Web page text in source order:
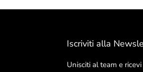
Iscriviti alla
Unisciti al team e